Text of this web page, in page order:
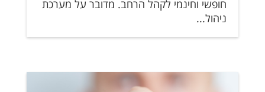
חופשי וחינמי לקהל הרחב. מדובר על מערכת
ניהול...